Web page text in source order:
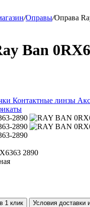
/Оправы/Оправа
Ban
Контактные линзы
2890
1 клик Условия доставки